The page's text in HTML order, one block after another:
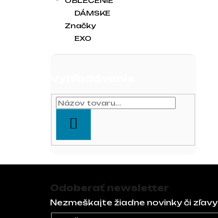
DÁMSKE
Značky
EXO
Odoberať newsletter
Nezmeškajte žiadne novinky či